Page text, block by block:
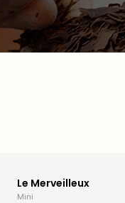
Le Merveilleux
Mini